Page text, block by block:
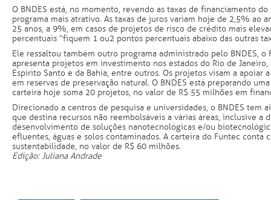
O BNDES está, no momento, revendo as taxas de financiamento
programa mais atrativo. As taxas de juros variam hoje de 2,5% ao
25 anos, a 9%, em casos de projetos de risco de crédito mais
percentuais “fiquem 1 ou 2 pontos percentuais abaixo das outras
Ele ressaltou também outro programa administrado pelo BNDES, o
apresenta projetos em investimento nos estados do Rio de Janeiro,
Espírito Santo e da Bahia, entre outros. Os projetos visam a apoiar
em reservas de preservação natural. O BNDES está preparando
carteira hoje soma 20 projetos, no valor de R$ 55 milhões em
Direcionado a centros de pesquisa e universidades, o BNDES tem
que destina recursos não reembolsáveis a várias áreas, inclusive a
desenvolvimento de soluções nanotecnológicas e/ou
efluentes, águas e solos contaminados. A carteira do Funtec conta
sustentabilidade, no valor de R$ 60 milhões.
Edição: Juliana Andrade